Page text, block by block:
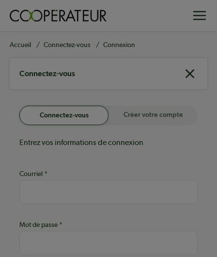
principal
Fil
Accueil Connectez-vous Connexion
Connectez-vous
Connectez-vous Créer votre compte
Entrez vos informations de connexion
Courriel
Mot de passe